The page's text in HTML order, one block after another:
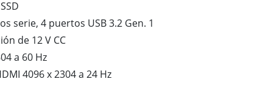
Grado de Acero Inoxidable
Panel PC de Acero Inoxidable
serie, 4 puertos USB 3.2 Gen. 1
de 12 V CC
a 60 Hz
4096 x 2304 a 24 Hz